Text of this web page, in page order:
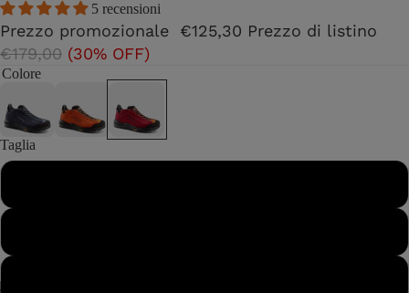
5 recensioni
Prezzo promozionale €125,30 Prezzo di listino
€179,00 (30% OFF)
Colore
Taglia